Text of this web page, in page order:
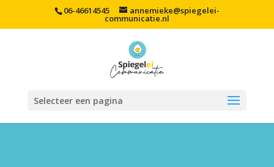
06-46614545 annemieke@spiegelei-
communicatie.nl
Selecteer een pagina